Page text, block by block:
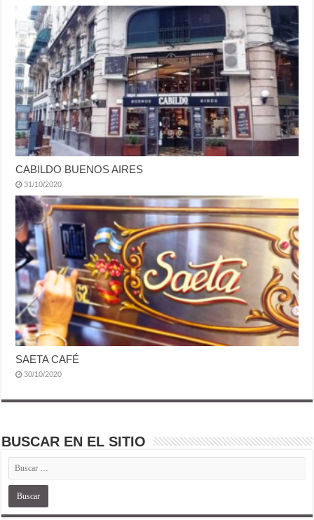
CABILDO BUENOS AIRES
31/10/2020
SAETA CAFÉ
30/10/2020
BUSCAR EN EL SITIO